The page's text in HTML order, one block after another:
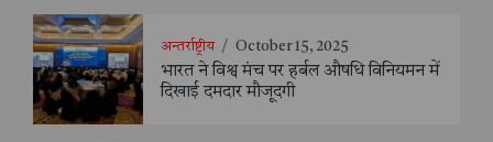
अन्तर्राष्ट्रीय / October 15, 2025
भारत ने विश्व मंच पर हर्बल औषधि विनियमन में
दिखाई दमदार मौजूदगी